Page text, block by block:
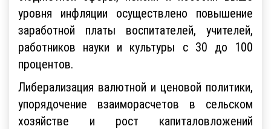
уровня инфляции осуществлено повышение
заработной платы воспитателей, учителей,
работников науки и культуры с 30 до 100
процентов.
Либерализация валютной и ценовой политики,
упорядочение взаиморасчетов в сельском
хозяйстве и рост капиталовложений